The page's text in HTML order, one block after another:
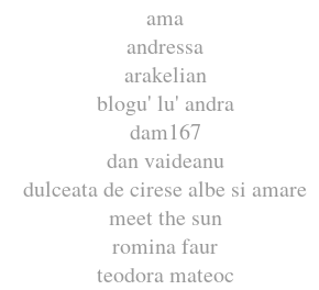
ama
andressa
arakelian
blogu' lu' andra
dam167
dan vaideanu
dulceata de cirese albe si amare
meet the sun
romina faur
teodora mateoc